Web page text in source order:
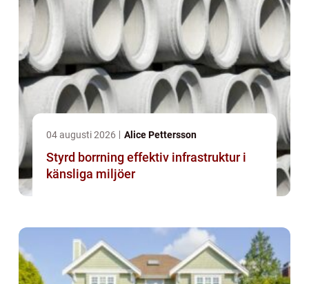
04 augusti 2026 Alice Pettersson
Styrd borrning effektiv infrastruktur i
känsliga miljöer